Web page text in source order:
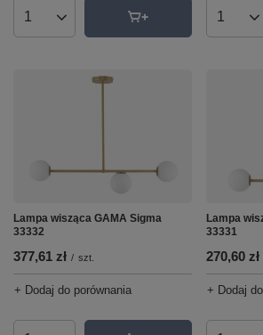
Ilość produktów Ilość
Lampa wisząca GAMA Sigma
33332
377,61 zł / szt.
+ Dodaj do porównania
Lampa
33331
270,60 zł
+ Dodaj